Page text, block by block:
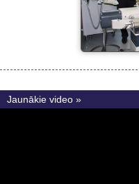
Jaunākie video »